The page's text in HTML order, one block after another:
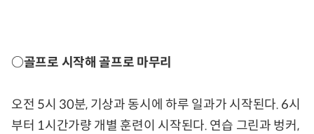
○골프로 시작해 골프로 마무리
오전 5시 30분, 기상과 동시에 하루 일과가 시작된다. 6시
부터 1시간가량 개별 훈련이 시작된다. 연습 그린과 벙커,